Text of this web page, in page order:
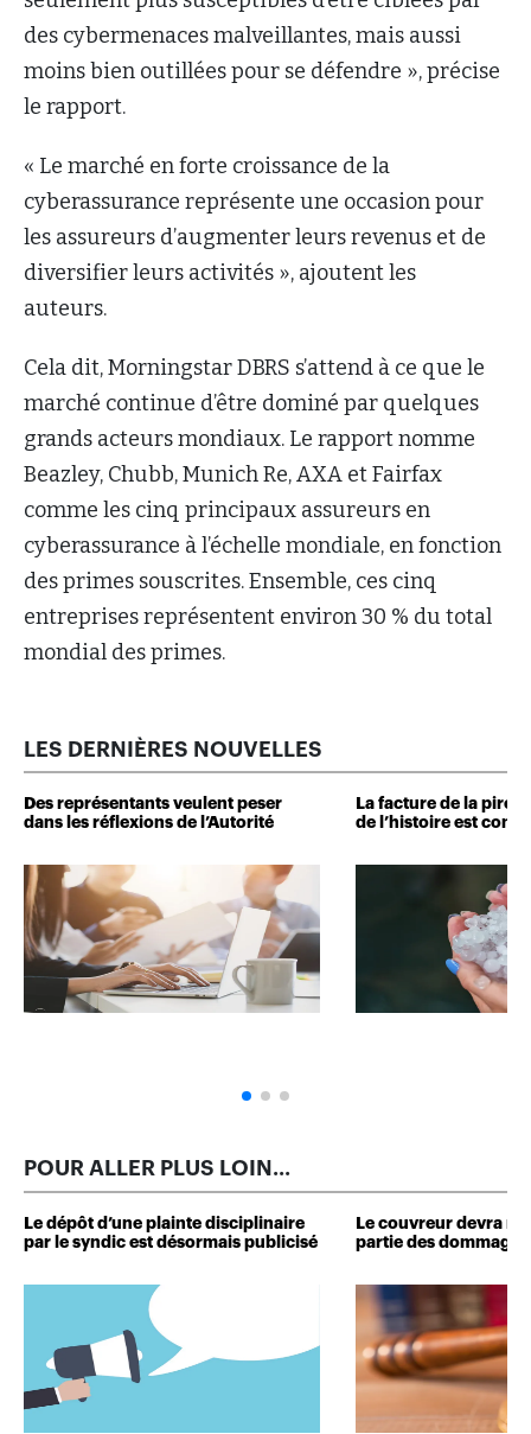
des cybermenaces malveillantes, mais aussi
moins bien outillées pour se défendre », précise
le rapport.
« Le marché en forte croissance de la
cyberassurance représente une occasion pour
les assureurs d’augmenter leurs revenus et de
diversifier leurs activités », ajoutent les
auteurs.
Cela dit, Morningstar DBRS s’attend à ce que le
marché continue d’être dominé par quelques
grands acteurs mondiaux. Le rapport nomme
Beazley, Chubb, Munich Re, AXA et Fairfax
comme les cinq principaux assureurs en
cyberassurance à l’échelle mondiale, en fonction
des primes souscrites. Ensemble, ces cinq
entreprises représentent environ 30 % du total
mondial des primes.
LES DERNIÈRES NOUVELLES
Des représentants veulent peser
dans les réflexions de l’Autorité
La facture de la pire
de l’histoire est
POUR ALLER PLUS LOIN...
Le dépôt d’une plainte disciplinaire
par le syndic est désormais publicisé
Le couvreur devra
partie des dommages